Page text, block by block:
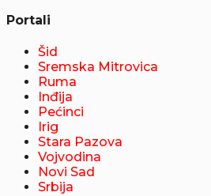
Portali
Šid
Sremska Mitrovica
Ruma
Inđija
Pećinci
Irig
Stara Pazova
Vojvodina
Novi Sad
Srbija